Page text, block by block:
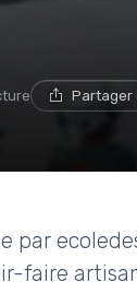
Partager
par
faire